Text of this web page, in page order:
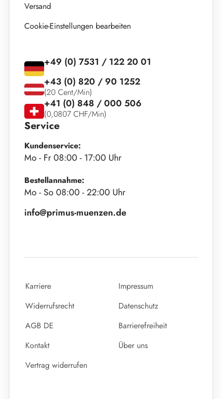
Versand
Cookie-Einstellungen bearbeiten
Service
Kundenservice:
Mo - Fr 08:00 - 17:00 Uhr
Bestellannahme:
Mo - So 08:00 - 22:00 Uhr
info@primus-muenzen.de
+49 (0) 7531 / 122 20 01
+43 (0) 820 / 90 1252
(20 Cent/Min)
+41 (0) 848 / 000 506
(0,0807 CHF/Min)
Karriere
Impressum
Widerrufsrecht
Datenschutz
AGB DE
Barrierefreiheit
Kontakt
Über uns
Vertrag widerrufen